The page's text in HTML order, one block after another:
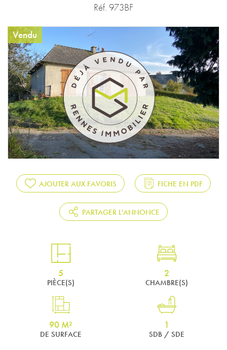
Réf. 973BF
Vendu
AJOUTER AUX FAVORIS FICHE EN PDF
PARTAGER L'ANNONCE
5
PIÈCE(S)
2
CHAMBRE(S)
90 M²
DE SURFACE
1
SDB / SDE